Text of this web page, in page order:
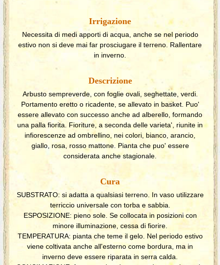
Irrigazione
Necessita di medi apporti di acqua, anche se nel periodo
estivo non si deve mai far prosciugare il terreno. Rallentare
in inverno.
Descrizione
Arbusto sempreverde, con foglie ovali, seghettate, verdi.
Portamento eretto o ricadente, se allevato in basket. Puo'
essere allevato con successo anche ad alberello, formando
una palla fiorita. Fioriture, a seconda delle varieta', riunite in
infiorescenze ad ombrellino, nei colori, bianco, arancio,
giallo, rosa, rosso mattone. Pianta che puo' essere
considerata anche stagionale.
Cura
SUBSTRATO: si adatta a qualsiasi terreno. In vaso utilizzare
terriccio universale con torba e sabbia.
ESPOSIZIONE: pieno sole. Se collocata in posizioni con
minore illuminazione, cessa di fiorire.
TEMPERATURA: pianta che teme il gelo. Nel periodo estivo
viene coltivata anche all'esterno come bordura, ma in
inverno deve essere riparata in serra calda.